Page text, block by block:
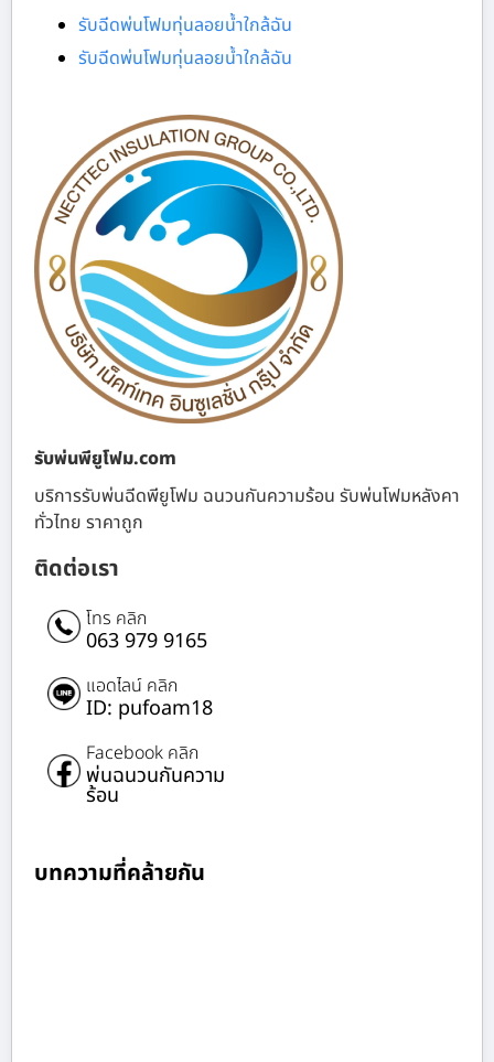
รับฉีดพ่นโฟมทุ่นลอยน้ำใกล้ฉัน
รับฉีดพ่นโฟมทุ่นลอยน้ำใกล้ฉัน
รับพ่นพียูโฟม.com
บริการรับพ่นฉีดพียูโฟม ฉนวนกันความร้อน รับพ่นโฟมหลังคา
ทั่วไทย ราคาถูก
ติดต่อเรา
โทร คลิก
063 979 9165
แอดไลน์ คลิก
ID: pufoam18
Facebook คลิก
พ่นฉนวนกันความ
ร้อน
บทความที่คล้ายกัน